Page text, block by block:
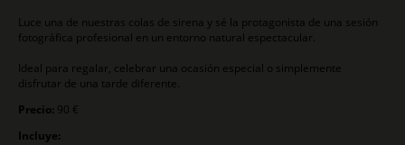
Luce una de nuestras colas de sirena y sé la protagonista de una sesión
fotográfica profesional en un entorno natural espectacular.
Ideal para regalar, celebrar una ocasión especial o simplemente
disfrutar de una tarde diferente.
Precio: 90 €
Incluye: